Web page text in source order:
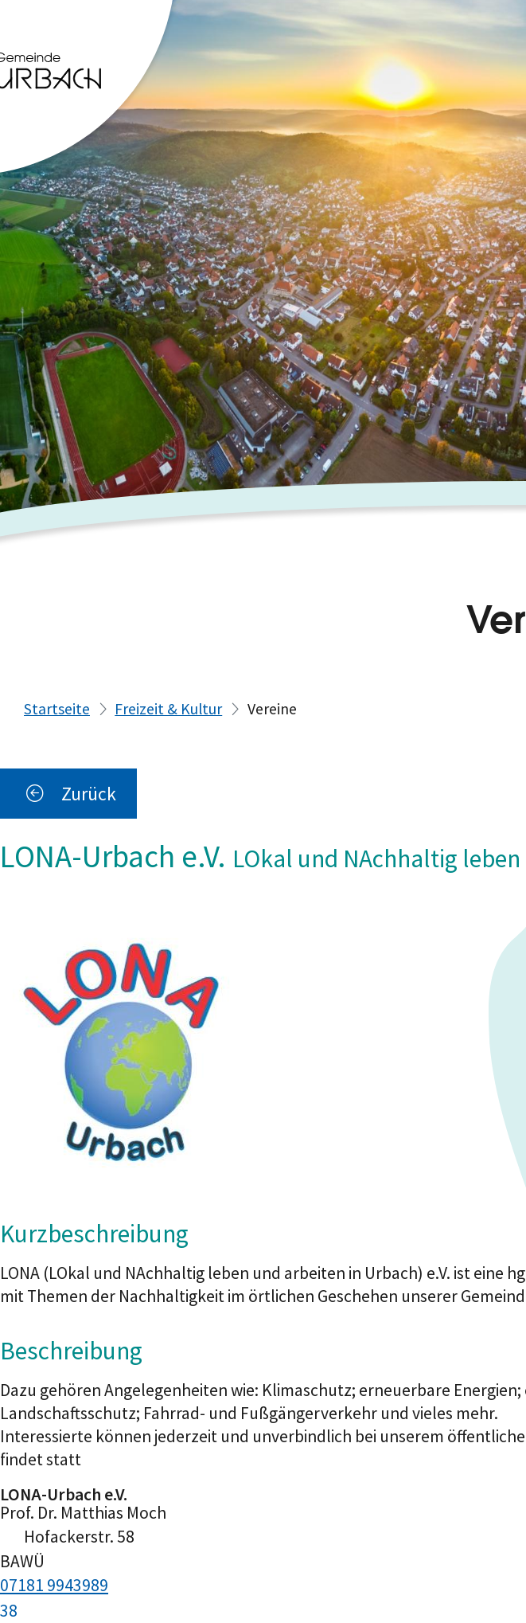
Startseite Freizeit & Kultur Vereine
Zurück
LONA-Urbach e.V. LOkal und NAchhaltig
Kurzbeschreibung
LONA (LOkal und NAchhaltig leben und arbeiten in Urbach) e.V. ist
mit Themen der Nachhaltigkeit im örtlichen Geschehen unserer
Beschreibung
Dazu gehören Angelegenheiten wie: Klimaschutz; erneuerbare
Landschaftsschutz; Fahrrad- und Fußgängerverkehr und vieles mehr.
Interessierte können jederzeit und unverbindlich bei unserem
findet statt
Prof. Dr. Matthias Moch
LONA-Urbach e.V.
Hofackerstr. 58
BAWÜ
07181 9943989
38